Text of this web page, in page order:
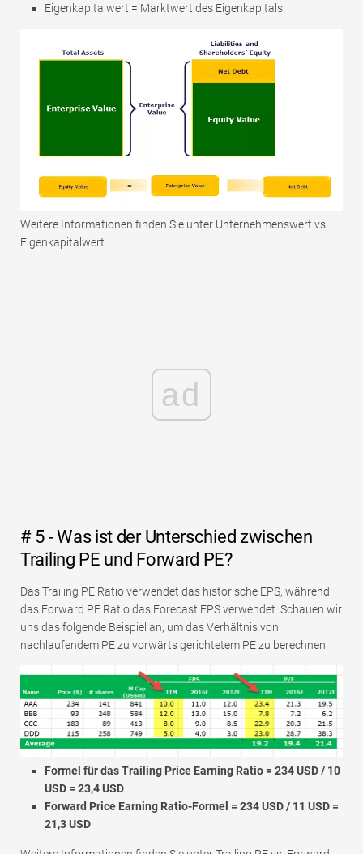
Eigenkapitalwert = Marktwert des Eigenkapitals
Weitere Informationen finden Sie unter Unternehmenswert vs.
Eigenkapitalwert
ad
# 5 - Was ist der Unterschied zwischen
Trailing PE und Forward PE?
Das Trailing PE Ratio verwendet das historische EPS, während
das Forward PE Ratio das Forecast EPS verwendet. Schauen wir
uns das folgende Beispiel an, um das Verhältnis von
nachlaufendem PE zu vorwärts gerichtetem PE zu berechnen.
Formel für das Trailing Price Earning Ratio = 234 USD / 10
USD = 23,4 USD
Forward Price Earning Ratio-Formel = 234 USD / 11 USD =
21,3 USD